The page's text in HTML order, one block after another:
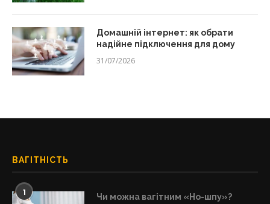
Домашній інтернет: як обрати
надійне підключення для дому
31/07/2026
ВАГІТНІСТЬ
1 Чи можна вагітним «Но-шпу»?